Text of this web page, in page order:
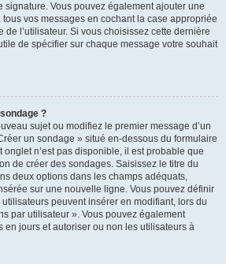
signature. Vous pouvez également ajouter une
vos messages en cochant la case appropriée
l’utilisateur. Si vous choisissez cette dernière
de spécifier sur chaque message votre souhait
?
sujet ou modifiez le premier message d’un
un sondage » situé en-dessous du formulaire
n’est pas disponible, il est probable que
de créer des sondages. Saisissez le titre du
deux options dans les champs adéquats,
sur une nouvelle ligne. Vous pouvez définir
utilisateurs peuvent insérer en modifiant, lors du
par utilisateur ». Vous pouvez également
en jours et autoriser ou non les utilisateurs à